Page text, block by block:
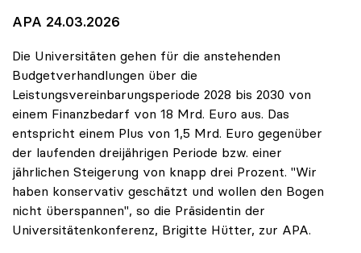
APA 24.03.2026
Die Universitäten gehen für die anstehenden
Budgetverhandlungen über die
Leistungsvereinbarungsperiode 2028 bis 2030 von
einem Finanzbedarf von 18 Mrd. Euro aus. Das
entspricht einem Plus von 1,5 Mrd. Euro gegenüber
der laufenden dreijährigen Periode bzw. einer
jährlichen Steigerung von knapp drei Prozent. "Wir
haben konservativ geschätzt und wollen den Bogen
nicht überspannen", so die Präsidentin der
Universitätenkonferenz, Brigitte Hütter, zur APA.